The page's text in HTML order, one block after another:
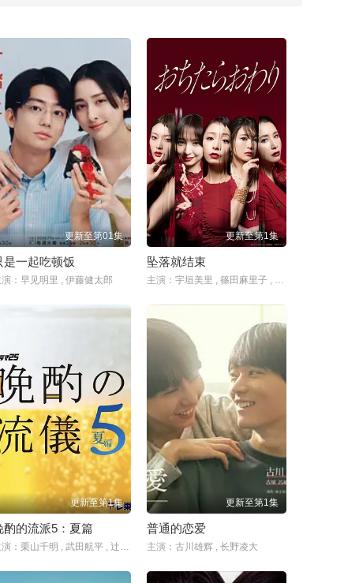
更新至第01集
是一起吃顿饭
演：早见明里 , 伊藤健太郎
更新至第1集
坠落就结束
主演：宇垣美里 , 篠田麻里子 , 佐津川爱美 , 风吹惠 , 铃木纱理奈
更新至第1集
酌的流派5：夏篇
主演：栗山千明 , 武田航平 , 辻凪子 , 马场裕之 , 三宅康敏 , 冈山一
更新至第1集
普通的恋爱
主演：古川雄辉 , 长野凌大